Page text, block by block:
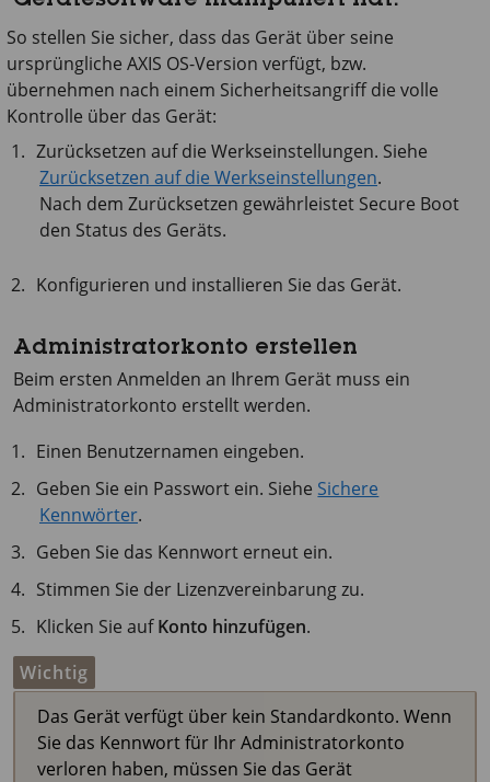
So stellen Sie sicher, dass das Gerät über seine
ursprüngliche AXIS OS-Version verfügt, bzw.
übernehmen nach einem Sicherheitsangriff die volle
Kontrolle über das Gerät:
Zurücksetzen auf die Werkseinstellungen. Siehe
Zurücksetzen auf die Werkseinstellungen.
Nach dem Zurücksetzen gewährleistet Secure Boot
den Status des Geräts.
Konfigurieren und installieren Sie das Gerät.
Administratorkonto erstellen
Beim ersten Anmelden an Ihrem Gerät muss ein
Administratorkonto erstellt werden.
Einen Benutzernamen eingeben.
Geben Sie ein Passwort ein. Siehe Sichere
Kennwörter.
Geben Sie das Kennwort erneut ein.
Stimmen Sie der Lizenzvereinbarung zu.
Klicken Sie aufKonto hinzufügen.
Wichtig
Das Gerät verfügt über kein Standardkonto. Wenn
Sie das Kennwort für Ihr Administratorkonto
verloren haben, müssen Sie das Gerät